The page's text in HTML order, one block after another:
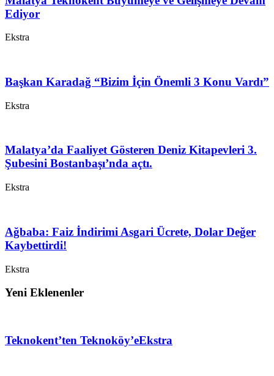
Ediyor
Ekstra
Başkan Karadağ “Bizim İçin Önemli 3 Konu Vardı”
Ekstra
Malatya’da Faaliyet Gösteren Deniz Kitapevleri 3.
Şubesini Bostanbaşı’nda açtı.
Ekstra
Ağbaba: Faiz İndirimi Asgari Ücrete, Dolar Değer
Kaybettirdi!
Ekstra
Yeni Eklenenler
Teknokent’ten Teknoköy’eEkstra